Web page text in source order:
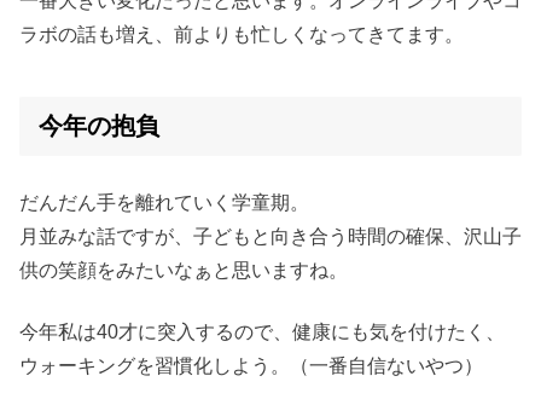
ラボの話も増え、前よりも忙しくなってきてます。
今年の抱負
だんだん手を離れていく学童期。
月並みな話ですが、子どもと向き合う時間の確保、沢山子
供の笑顔をみたいなぁと思いますね。
今年私は40才に突入するので、健康にも気を付けたく、
ウォーキングを習慣化しよう。（一番自信ないやつ）